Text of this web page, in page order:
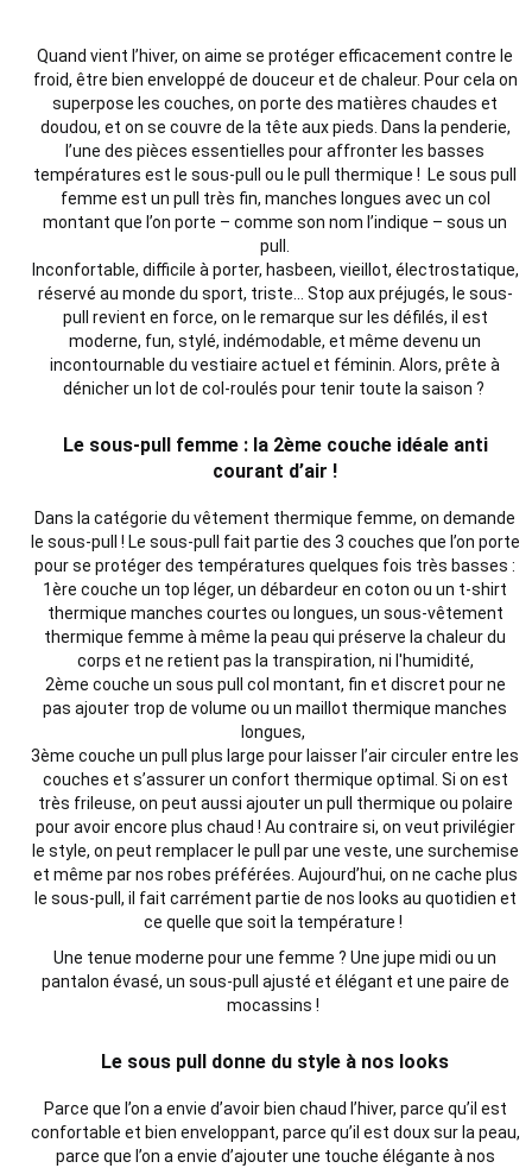
Quand vient l’hiver, on aime se protéger efficacement contre le
froid, être bien enveloppé de douceur et de chaleur. Pour cela on
superpose les couches, on porte des matières chaudes et
doudou, et on se couvre de la tête aux pieds. Dans la penderie,
l’une des pièces essentielles pour affronter les basses
températures est le sous-pull ou le pull thermique ! Le sous pull
femme est un pull très fin, manches longues avec un col
montant que l’on porte – comme son nom l’indique – sous un
pull
Inconfortable, difficile à porter, hasbeen, vieillot, électrostatique,
réservé au monde du sport, triste... Stop aux préjugés, le sous-
pull revient en force, on le remarque sur les défilés, il est
moderne, fun, stylé, indémodable, et même devenu un
incontournable du vestiaire actuel et féminin. Alors, prête à
dénicher un lot de col -roulés pour tenir toute la saison ?
Le sous-pull femme : la 2ème couche idéale anti
courant d’air !
Dans la catégorie du vêtement thermique femme, on demande
le sous-pull ! Le sous-pull fait partie des 3 couches que l’on porte
pour se protéger des températures quelques fois très basses :
1ère couche un top léger, un débardeuren coton ou un t-shirt
thermique manches courtes ou longues, un sous-vêtement
thermique femme à même la peau qui préserve la chaleur du
corps et ne retient pas la transpiration, ni l'humidité,
2ème couche un sous pull
col montant, fin et discret pour ne
pas ajouter trop de volume ou un maillot thermique manches
longues,
3ème couche un pull plus large pour laisser l’air circuler entre les
couches et s’assurer un confort thermique optimal. Si on est
très frileuse, on peut aussi ajouter un pull thermique ou polaire
pour avoir encore plus chaud ! Au contraire si, on veut privilégier
le style, on peut remplacer le pull par une veste, une surchemise
et même par nos robes préférées. Aujourd’hui, on ne cache plus
le sous-pull, il fait carrément partie de nos looks au quotidien et
ce quelle que soit la température !
Une tenue moderne pour une femme ? Une jupe midi ou un
pantalon évasé, un sous-pull ajusté et élégant et une paire de
mocassins !
Le sous pull donne du style à nos looks
Parce que l’on a envie d’avoir bien chaud l’hiver, parce qu’il est
confortable et bien enveloppant, parce qu’il est doux sur la peau,
parce que l’on a envie d’ajouter une touche élégante à nos